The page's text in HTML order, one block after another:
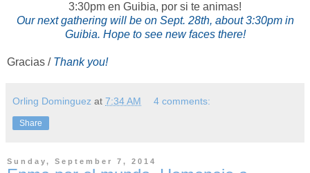
3:30pm en Guibia, por si te animas!
Our next gathering will be on Sept. 28th, about 3:30pm in
Guibia. Hope to see new faces there!
Gracias / Thank you!
Orling Dominguez at 7:34 AM 4 comments:
Share
Sunday, September 7, 2014